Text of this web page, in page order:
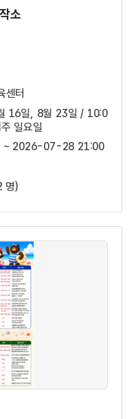
소
센터
16일, 8월 23일 / 10:0
일요일
~ 2026-07-28 21:00
명)